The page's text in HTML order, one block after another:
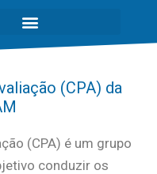
(CPA) da
(CPA) é um grupo
conduzir os